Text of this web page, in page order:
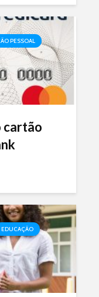
PESSOAL
cartão
EDUCAÇÃO